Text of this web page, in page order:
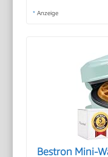
* Anzeige
Bestron Mini-